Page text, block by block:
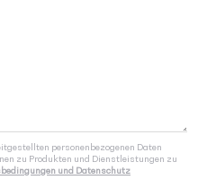
personenbezogenen Daten
zu Produkten und Dienstleistungen zu
und Datenschutz